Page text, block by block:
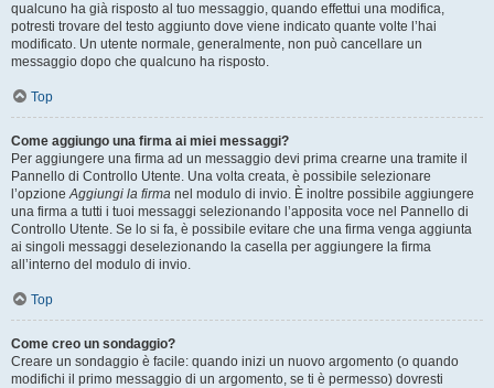
qualcuno ha già risposto al tuo messaggio, quando effettui una modifica,
potresti trovare del testo aggiunto dove viene indicato quante volte l’hai
modificato. Un utente normale, generalmente, non può cancellare un
messaggio dopo che qualcuno ha risposto.
Top
Come aggiungo una firma ai miei messaggi?
Per aggiungere una firma ad un messaggio devi prima crearne una tramite il
Pannello di Controllo Utente. Una volta creata, è possibile selezionare
l’opzioneAggiungi la firma nel modulo di invio. È inoltre possibile aggiungere
una firma a tutti i tuoi messaggi selezionando l’apposita voce nel Pannello di
Controllo Utente. Se lo si fa, è possibile evitare che una firma venga aggiunta
ai singoli messaggi deselezionando la casella per aggiungere la firma
all’interno del modulo di invio.
Top
Come creo un sondaggio?
Creare un sondaggio è facile: quando inizi un nuovo argomento (o quando
modifichi il primo messaggio di un argomento, se ti è permesso) dovresti